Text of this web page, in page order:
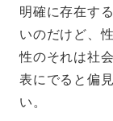
明確に存在す
いのだけど、
性のそれは社
表にでると偏
い。